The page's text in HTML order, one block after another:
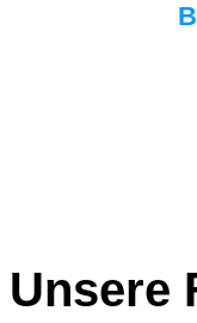
Unsere